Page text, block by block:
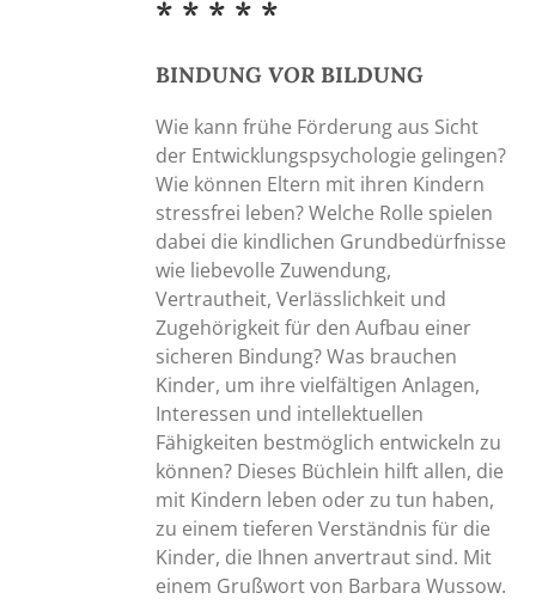
* * * * *
BINDUNGVOR BILDUNG
Wie kann frühe Förderung aus Sicht
der Entwicklungspsychologie gelingen?
Wie können Eltern mit ihren Kindern
stressfrei leben? Welche Rolle spielen
dabei die kindlichen Grundbedürfnisse
wie liebevolle Zuwendung,
Vertrautheit, Verlässlichkeit und
Zugehörigkeit für den Aufbau einer
sicheren Bindung? Was brauchen
Kinder, um ihre vielfältigen Anlagen,
Interessen und intellektuellen
Fähigkeiten bestmöglich entwickeln zu
können? Dieses Büchlein hilft allen, die
mit Kindern leben oder zu tun haben,
zu einem tieferen Verständnis für die
Kinder, die Ihnen anvertraut sind. Mit
einem Grußwort von Barbara Wussow.